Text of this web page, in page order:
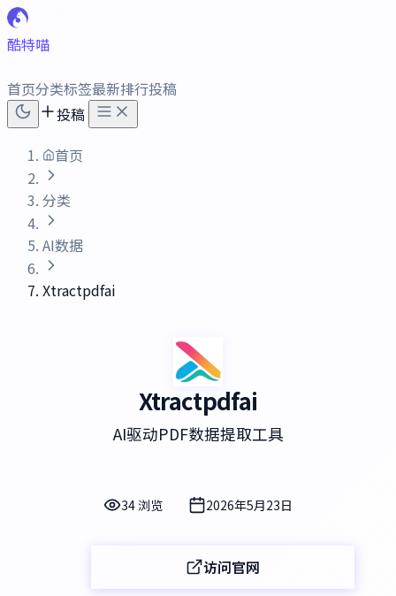
酷特喵
首页分类标签最新排行投稿
投稿
首页
分类
AI数据
Xtractpdfai
Xtractpdfai
AI驱动PDF数据提取工具
34 浏览 2026年5月23日
访问官网